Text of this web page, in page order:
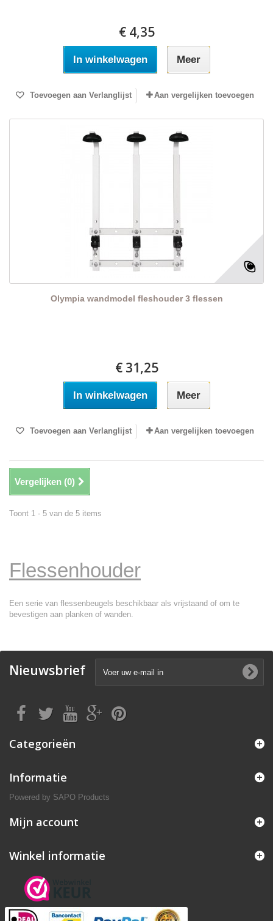
€ 4,35
In winkelwagen Meer
Toevoegen aan Verlanglijst Aan vergelijken toevoegen
Olympia wandmodel fleshouder 3 flessen
€ 31,25
In winkelwagen Meer
Toevoegen aan Verlanglijst Aan vergelijken toevoegen
Vergelijken (0)
Toont 1 - 5 van de 5 items
Flessenhouder
Een serie van flessenbeugels beschikbaar als vrijstaand of om te
bevestigen aan planken of wanden.
Nieuwsbrief
Categorieën
Informatie
Powered by SAPO Products
Mijn account
Winkel informatie